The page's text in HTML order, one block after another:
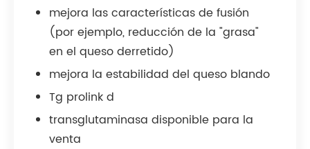
mejora las características de fusión
(por ejemplo, reducción de la "grasa"
en el queso derretido)
mejora la estabilidad del queso blando
Tg prolink d
transglutaminasa disponible para la
venta